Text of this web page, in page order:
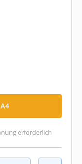
erforderlich